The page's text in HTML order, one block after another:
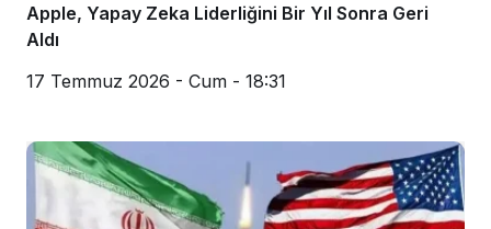
Apple, Yapay Zeka Liderliğini Bir Yıl Sonra Geri
Aldı
17 Temmuz 2026 - Cum - 18:31